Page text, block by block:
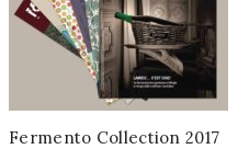
Fermento Collection 2017